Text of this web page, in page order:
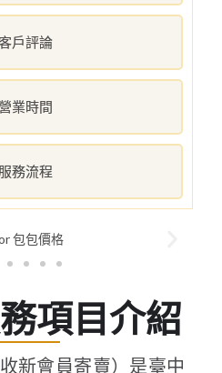
戶評論
業時間
服務流程
項目介紹
新會員寄賣）是臺中